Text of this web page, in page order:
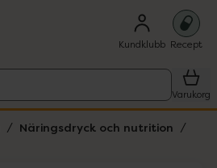
Kundklubb Recept
Varukorg
Näringsdryck och nutrition